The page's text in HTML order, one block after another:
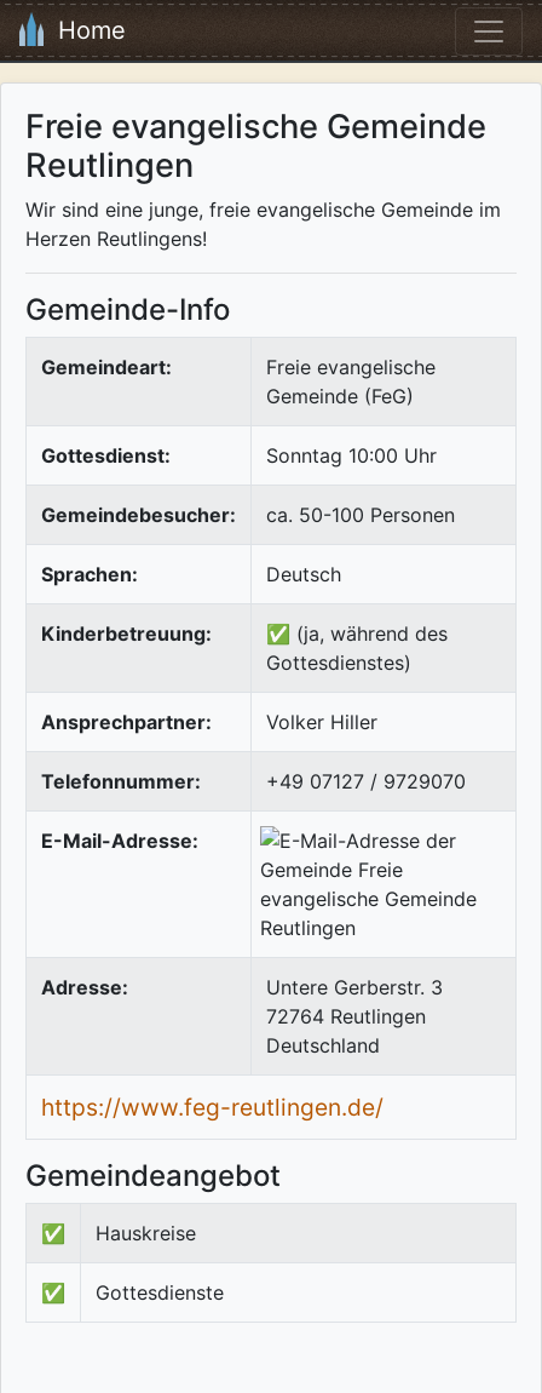
Home
Freie evangelische Gemeinde
Reutlingen
Wir sind eine junge, freie evangelische Gemeinde im
Herzen Reutlingens!
Gemeinde-Info
Gemeindeart:
Freie evangelische
Gemeinde (FeG)
Gottesdienst: Sonntag 10:00 Uhr
Gemeindebesucher: ca. 50-100 Personen
Sprachen: Deutsch
Kinderbetreuung:
✅ (ja, während des
Gottesdienstes)
Ansprechpartner: Volker Hiller
Telefonnummer: +49 07127 / 9729070
E-Mail-Adresse:
Adresse:
Untere Gerberstr. 3
72764 Reutlingen
Deutschland
https://www.feg-reutlingen.de/
Gemeindeangebot
✅ Hauskreise
✅ Gottesdienste